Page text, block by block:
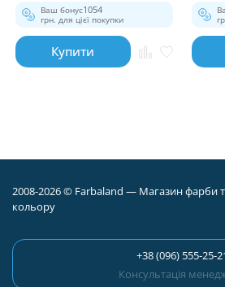
Ваш бонус1054
грн. для цієї покупки
Купити
2008-2026 © Farbaland — Магазин фарби
кольору
+38 (096) 555-25-
Консультація